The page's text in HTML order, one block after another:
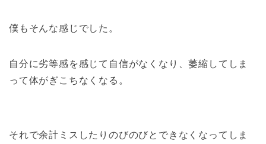
僕もそんな感じでした。
自分に劣等感を感じて自信がなくなり、萎縮してしま
って体がぎこちなくなる。
それで余計ミスしたりのびのびとできなくなってしま